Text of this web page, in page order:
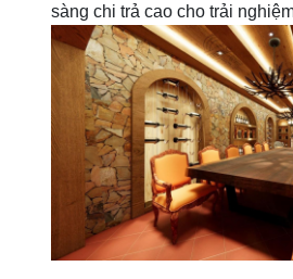
sàng chi trả cao cho trải